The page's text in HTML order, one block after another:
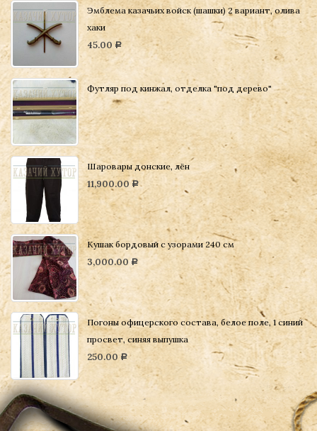
Эмблема казачьих войск (шашки) 2 вариант, олива
хаки
45.00 Р
Футляр под кинжал, отделка "под дерево"
Шаровары донские, лён
11,900.00 Р
Кушак бордовый с узорами 240 см
3,000.00 Р
Погоны офицерского состава, белое поле, 1 синий
просвет, синяя выпушка
250.00 Р